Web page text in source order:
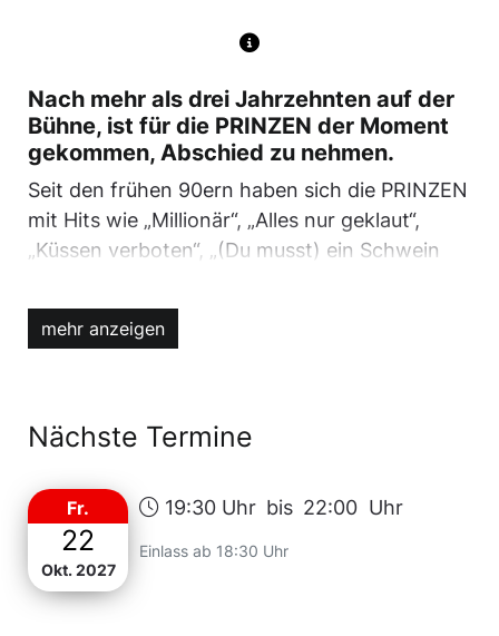
Nach mehr als drei Jahrzehnten auf der
Bühne, ist für die PRINZEN der Moment
gekommen, Abschied zu nehmen.
Seit den frühen 90ern haben sich die PRINZEN
mit Hits wie „Millionär“, „Alles nur geklaut“,
„Küssen verboten“, „(Du musst) ein Schwein
Charts, sondern direkt in das musikalische
Gedächtnis des Landes gesungen. Sechs
zahlreiche weitere Auszeichnungen sprechen
elf veröffentlichte Alben – vom Debüt „Das
Leben ist grausam“ bis zu „Krone der
Schöpfung“ – und eine Tatsache, die fast noch
beeindruckender ist: Auch nach all den Jahren
mehr anzeigen
Nächste Termine
Fr.
22
Okt. 2027
19:30 Uhr bis 22:00 Uhr
Einlass ab 18:30 Uhr